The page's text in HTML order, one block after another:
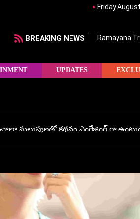
Friday
BREAKING NEWS Ramayana
UPDATES
చాలా మలుపులతో కథనం ఎంగేజింగ్ గా